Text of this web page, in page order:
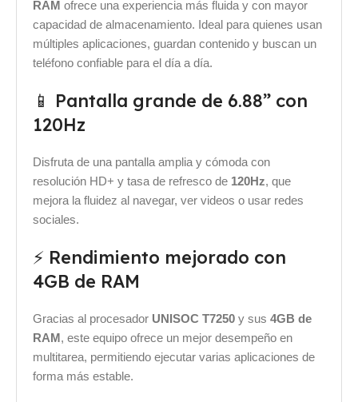
RAM ofrece una experiencia más fluida y con mayor
capacidad de almacenamiento. Ideal para quienes usan
múltiples aplicaciones, guardan contenido y buscan un
teléfono confiable para el día a día.
📱 Pantalla grande de 6.88” con
120Hz
Disfruta de una pantalla amplia y cómoda con
resolución HD+ y tasa de refresco de 120Hz, que
mejora la fluidez al navegar, ver videos o usar redes
sociales.
⚡ Rendimiento mejorado con
4GB de RAM
Gracias al procesador UNISOC T7250 y sus 4GB de
RAM, este equipo ofrece un mejor desempeño en
multitarea, permitiendo ejecutar varias aplicaciones de
forma más estable.